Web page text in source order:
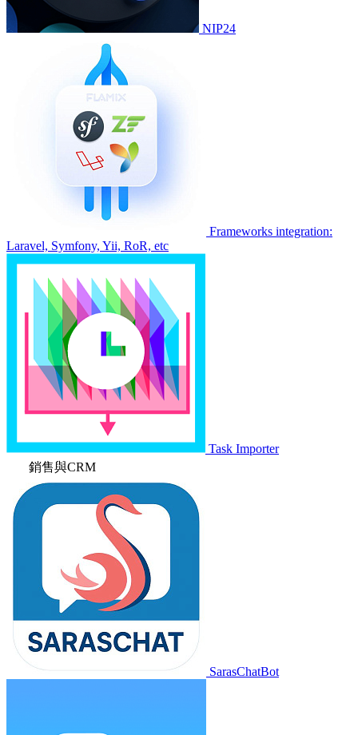
NIP24
Frameworks integration:
Laravel, Symfony, Yii, RoR, etc
Task Importer
銷售與CRM
SarasChatBot